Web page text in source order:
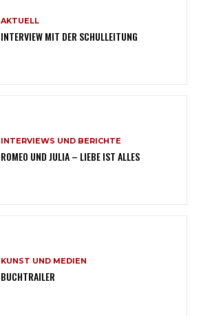
AKTUELL
INTERVIEW MIT DER SCHULLEITUNG
INTERVIEWS UND BERICHTE
ROMEO UND JULIA – LIEBE IST ALLES
KUNST UND MEDIEN
BUCHTRAILER